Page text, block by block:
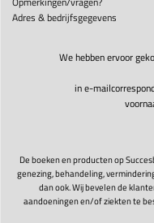
Adres & bedrijfsgegevens
We hebben ervoor
in e-
De boeken en producten op
genezing, behandeling,
dan ook. Wij bevelen de
aandoeningen en/of ziekten te